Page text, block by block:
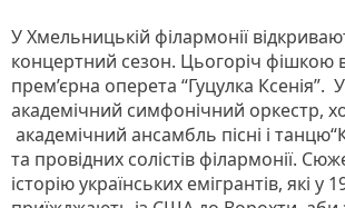
У Хмельницькій філармонії
концертний сезон. Цьогоріч фішкою
прем’єрна оперета “Гуцулка Ксенія”.
академічний симфонічний оркестр,
академічний ансамбль пісні і
та провідних солістів філармонії.
історію українських емігрантів, які у